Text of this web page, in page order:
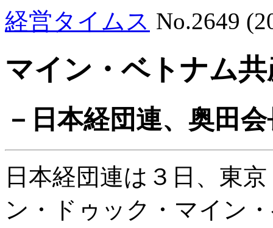
経営タイムス No.2649
マイン・ベトナム
－日本経団連、奥田
日本経団連は３日、東
ン・ドゥック・マイン